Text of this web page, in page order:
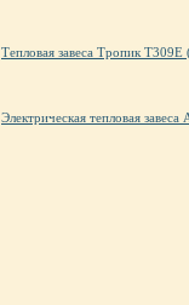
Тепловая завеса Тропик Т309E
Электрическая тепловая